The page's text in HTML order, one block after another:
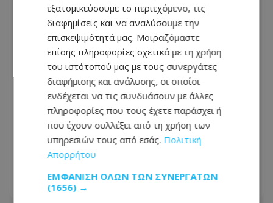
Νέα κίτρινη προειδοποίηση για
εξαιρετικά υψηλές θερμοκρασίες -
Πότε θα τεθεί σε ισχύ
07.08.2026 - 16:27
εξατομικεύσουμε το περιεχόμενο, τις
διαφημίσεις και να αναλύσουμε την
επισκεψιμότητά μας. Μοιραζόμαστε
επίσης πληροφορίες σχετικά με τη χρήση
του ιστότοπού μας με τους συνεργάτες
διαφήμισης και ανάλυσης, οι οποίοι
ενδέχεται να τις συνδυάσουν με άλλες
πληροφορίες που τους έχετε παράσχει ή
που έχουν συλλέξει από τη χρήση των
υπηρεσιών τους από εσάς. Πολιτική
Απορρήτου
ΕΜΦΆΝΙΣΗ ΌΛΩΝ ΤΩΝ ΣΥΝΕΡΓΑΤΏΝ
(1656) →